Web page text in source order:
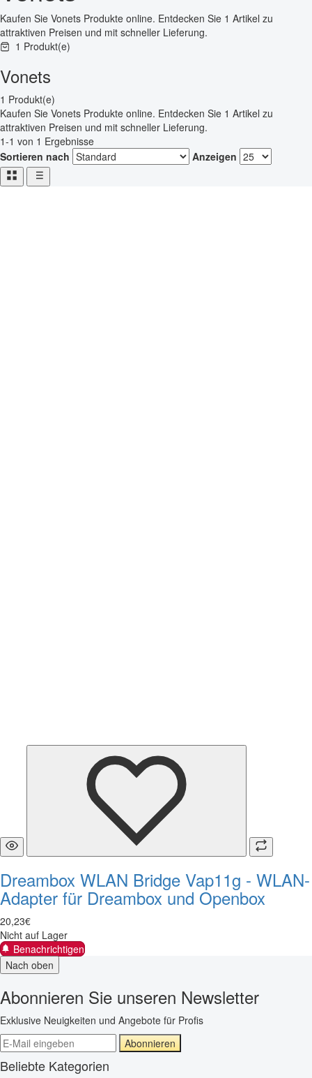
Kaufen Sie Vonets Produkte online. Entdecken Sie 1 Artikel zu
attraktiven Preisen und mit schneller Lieferung.
1 Produkt(e)
Vonets
1 Produkt(e)
Kaufen Sie Vonets Produkte online. Entdecken Sie 1 Artikel zu
attraktiven Preisen und mit schneller Lieferung.
1-1 von 1 Ergebnisse
Sortieren nach
Anzeigen
Dreambox WLAN Bridge Vap11g - WLAN-
Adapter für Dreambox und Openbox
20,23€
Nicht auf Lager
Benachrichtigen
Nach oben
Abonnieren Sie unseren Newsletter
Exklusive Neuigkeiten und Angebote für Profis
Abonnieren
Beliebte Kategorien